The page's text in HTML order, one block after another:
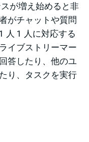
が増え始めると非
がチャットや質問
人 1 人に対応する
イブストリーマー
答したり、他のユ
り、タスクを実行